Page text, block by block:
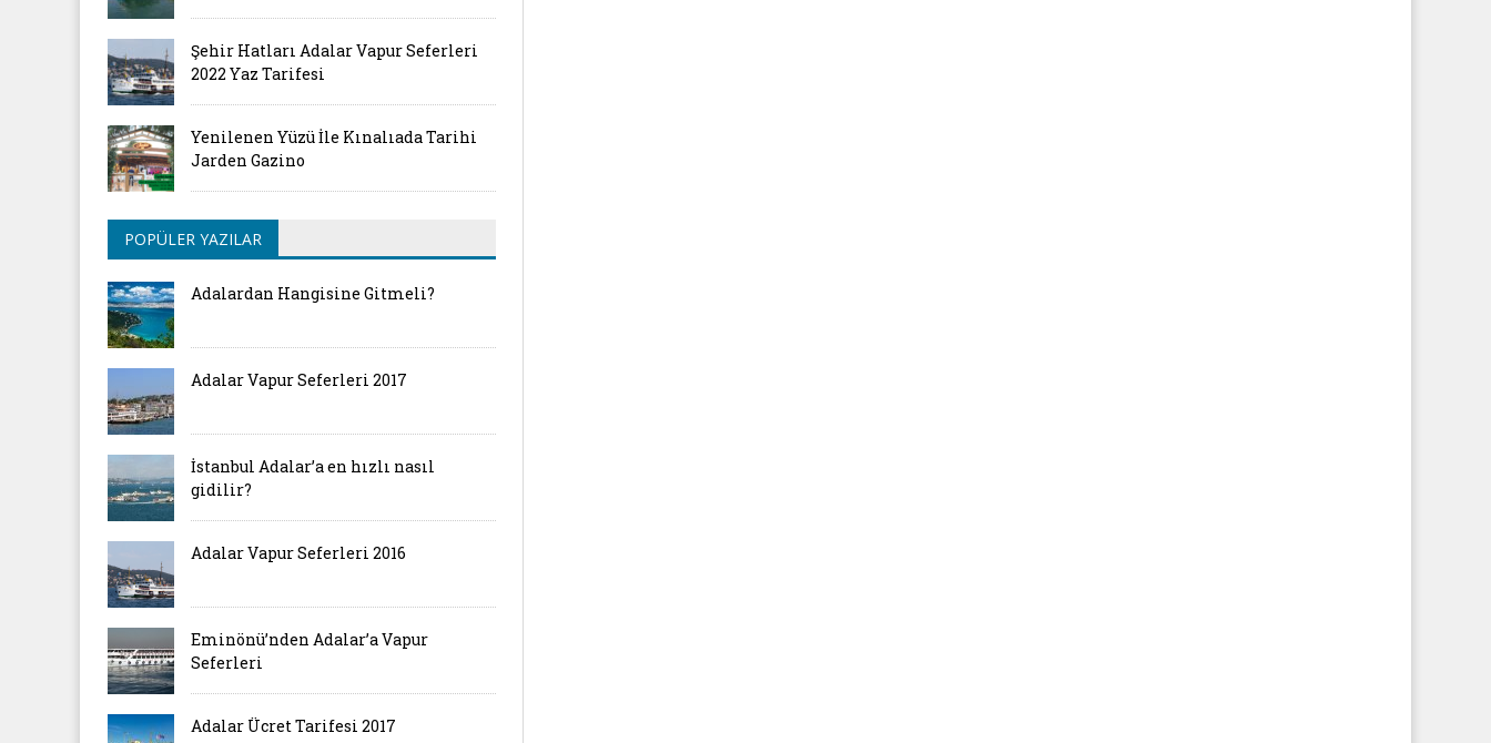
Şehir Hatları Adalar Vapur Seferleri
2022 Yaz Tarifesi
Yenilenen Yüzü İle Kınalıada Tarihi
Jarden Gazino
POPÜLER YAZILAR
Adalardan Hangisine Gitmeli?
Adalar Vapur Seferleri 2017
İstanbul Adalar’a en hızlı nasıl
gidilir?
Adalar Vapur Seferleri 2016
Eminönü’nden Adalar’a Vapur
Seferleri
Adalar Ücret Tarifesi 2017